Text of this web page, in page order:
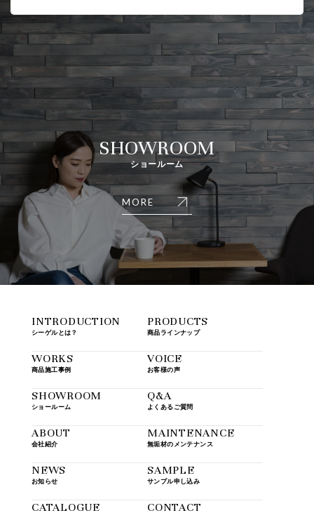
SHOWROOM
ショールーム
MORE
INTRODUCTION
シーゲルとは？
PRODUCTS
商品ラインナップ
WORKS
商品施工事例
VOICE
お客様の声
SHOWROOM
ショールーム
Q&A
よくあるご質問
ABOUT
会社紹介
MAINTENANCE
無垢材のメンテナンス
NEWS
お知らせ
SAMPLE
サンプル申し込み
CATALOGUE CONTACT